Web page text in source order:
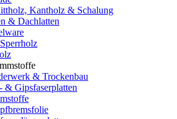
Kantholz & Schalung
& Dachlatten
& Trockenbau
& Gipsfaserplatten